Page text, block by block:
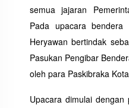
semua jajaran
Pada upacara bendera
Heryawan bertindak
Pasukan Pengibar
oleh para Paskibraka
Upacara dimulai